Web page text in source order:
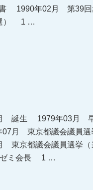
1990年02月 第39回
） 1 …
誕生 1979年03月 早
月 東京都議会議員選
東京都議会議員選挙
ゼミ会長 1 …